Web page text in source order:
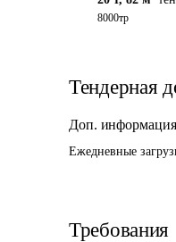
8000тр
Тендерная
Доп. информация
Ежедневные
Требования